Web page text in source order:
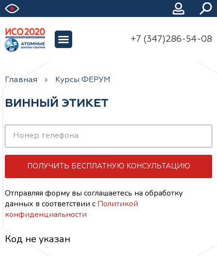
+7 (347)286-54-08
Главная Курсы ФЕРУМ
ВИННЫЙ ЭТИКЕТ
ПОЛУЧИТЬ БЕСПЛАТНУЮ КОНСУЛЬТАЦИЮ
Отправляя форму вы соглашаетесь на обработку
данных в соответствии с Политикой
конфиденциальности
Код не указан